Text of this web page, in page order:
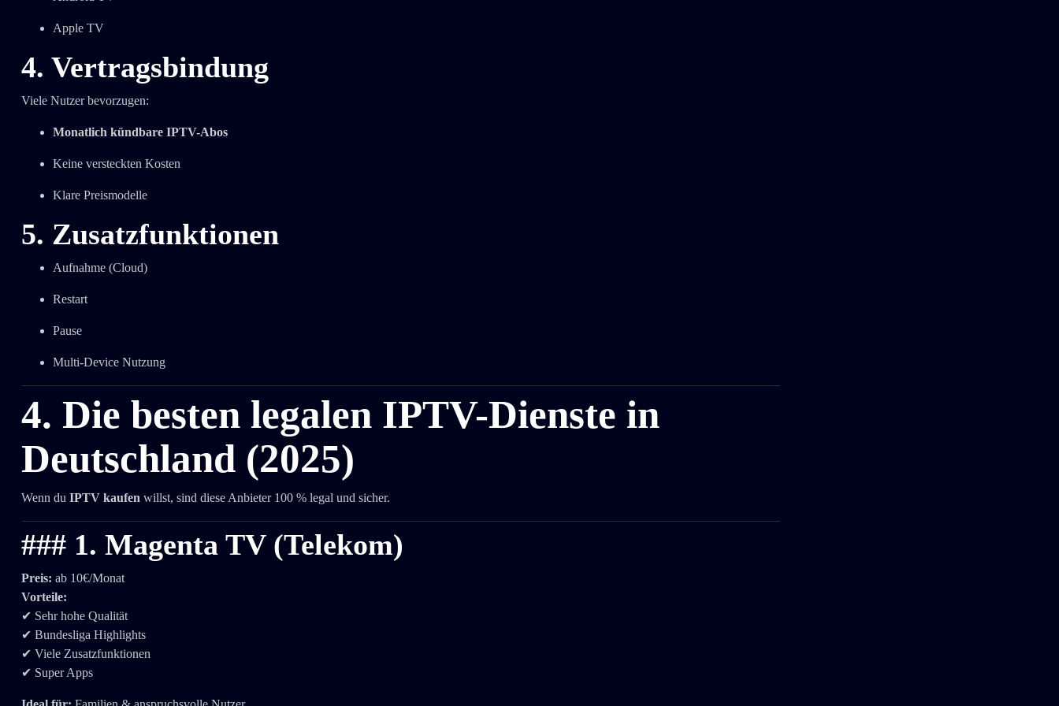
Apple TV
4. Vertragsbindung
Viele Nutzer bevorzugen:
Monatlich kündbare IPTV-Abos
Keine versteckten Kosten
Klare Preismodelle
5. Zusatzfunktionen
Aufnahme (Cloud)
Restart
Pause
Multi-Device Nutzung
4. Die besten legalen IPTV-Dienste in
Deutschland (2025)
Wenn du IPTV kaufen willst, sind diese Anbieter 100 % legal und sicher.
### 1. Magenta TV (Telekom)
Preis: ab 10€/Monat
Vorteile:
✔ Sehr hohe Qualität
✔ Bundesliga Highlights
✔ Viele Zusatzfunktionen
✔ Super Apps